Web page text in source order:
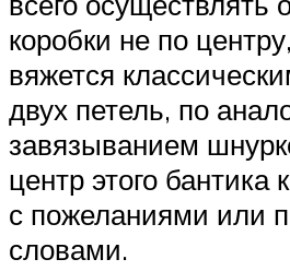
коробки не по
вяжется
двух петель, по
завязыванием
центр этого бантика
с пожеланиями или
словами.